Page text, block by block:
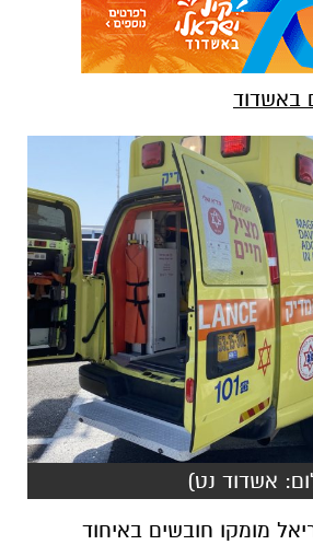
באשדוד
אשדוד נט)
מומקו חובשים באיחוד